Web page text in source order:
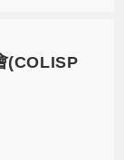
(COLISP